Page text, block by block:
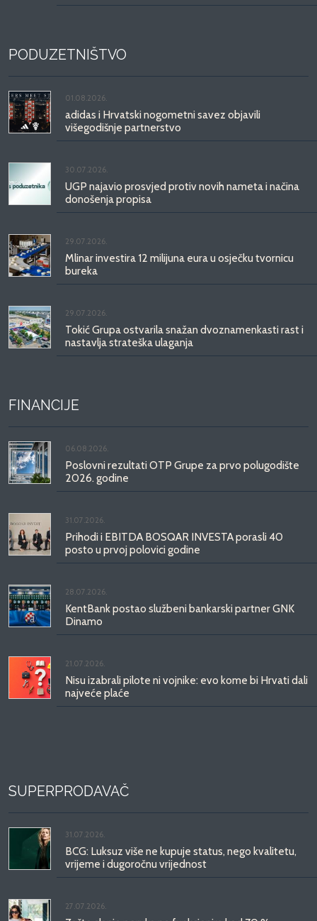
PODUZETNIŠTVO
01.08.2026.
adidas i Hrvatski nogometni savez objavili
višegodišnje partnerstvo
30.07.2026.
UGP najavio prosvjed protiv novih nameta i načina
donošenja propisa
29.07.2026.
Mlinar investira 12 milijuna eura u osječku tvornicu
bureka
29.07.2026.
Tokić Grupa ostvarila snažan dvoznamenkasti rast i
nastavlja strateška ulaganja
FINANCIJE
06.08.2026.
Poslovni rezultati OTP Grupe za prvo polugodište
2026. godine
31.07.2026.
Prihodi i EBITDA BOSQAR INVESTA porasli 40
posto u prvoj polovici godine
28.07.2026.
KentBank postao službeni bankarski partner GNK
Dinamo
21.07.2026.
Nisu izabrali pilote ni vojnike: evo kome bi Hrvati dali
najveće plaće
SUPERPRODAVAČ
31.07.2026.
BCG: Luksuz više ne kupuje status, nego kvalitetu,
vrijeme i dugoročnu vrijednost
27.07.2026.